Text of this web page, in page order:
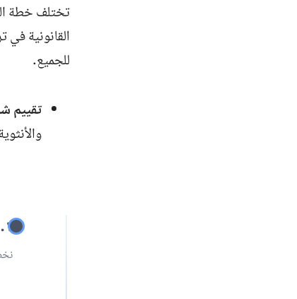
تختلف خطة
القانونية
للجميع.
تقييم
١. الاستماع والتشخيص